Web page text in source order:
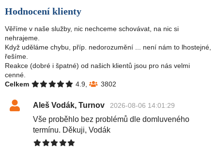
Hodnocení klienty
Věříme v naše služby, nic nechceme schovávat, na nic si
nehrajeme.
Když uděláme chybu, příp. nedorozumění ... není nám to lhostejné,
řešíme.
Reakce (dobré i špatné) od našich klientů jsou pro nás velmi
cenné.
Celkem
4.9, 3802
Aleš Vodák, Turnov 2026-08-06 14:01:29
Vše proběhlo bez problémů dle domluveného
termínu. Děkuji, Vodák